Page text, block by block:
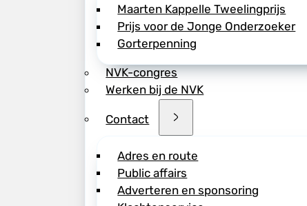
Maarten Kappelle Tweelingprijs
Prijs voor de Jonge Onderzoeker
Gorterpenning
NVK-congres
Werken bij de NVK
Contact
Adres en route
Public affairs
Adverteren en sponsoring